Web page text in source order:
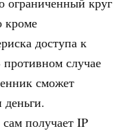
кроме
доступа к
случае
сможет
получает IP